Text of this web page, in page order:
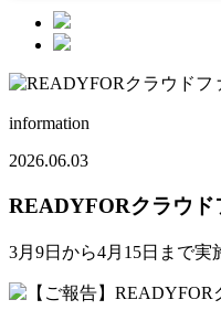
information
2026.06.03
READYFORクラウド
3月9日から4月15日まで